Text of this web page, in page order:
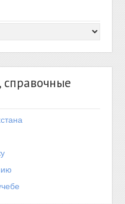
справочные